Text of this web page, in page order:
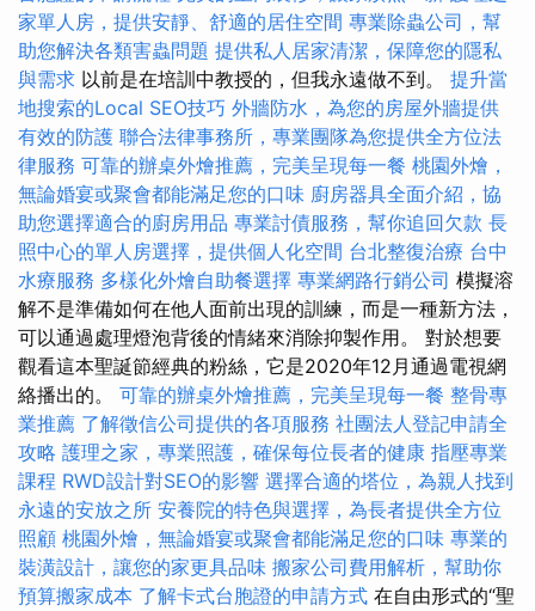
家單人房，提供安靜、舒適的居住空間 專業除蟲公司，幫
助您解決各類害蟲問題 提供私人居家清潔，保障您的隱私
與需求 以前是在培訓中教授的，但我永遠做不到。 提升當
地搜索的Local SEO技巧 外牆防水，為您的房屋外牆提供
有效的防護 聯合法律事務所，專業團隊為您提供全方位法
律服務 可靠的辦桌外燴推薦，完美呈現每一餐 桃園外燴，
無論婚宴或聚會都能滿足您的口味 廚房器具全面介紹，協
助您選擇適合的廚房用品 專業討債服務，幫你追回欠款 長
照中心的單人房選擇，提供個人化空間 台北整復治療 台中
水療服務 多樣化外燴自助餐選擇 專業網路行銷公司 模擬溶
解不是準備如何在他人面前出現的訓練，而是一種新方法，
可以通過處理燈泡背後的情緒來消除抑製作用。 對於想要
觀看這本聖誕節經典的粉絲，它是2020年12月通過電視網
絡播出的。 可靠的辦桌外燴推薦，完美呈現每一餐 整骨專
業推薦 了解徵信公司提供的各項服務 社團法人登記申請全
攻略 護理之家，專業照護，確保每位長者的健康 指壓專業
課程 RWD設計對SEO的影響 選擇合適的塔位，為親人找到
永遠的安放之所 安養院的特色與選擇，為長者提供全方位
照顧 桃園外燴，無論婚宴或聚會都能滿足您的口味 專業的
裝潢設計，讓您的家更具品味 搬家公司費用解析，幫助你
預算搬家成本 了解卡式台胞證的申請方式 在自由形式的“聖